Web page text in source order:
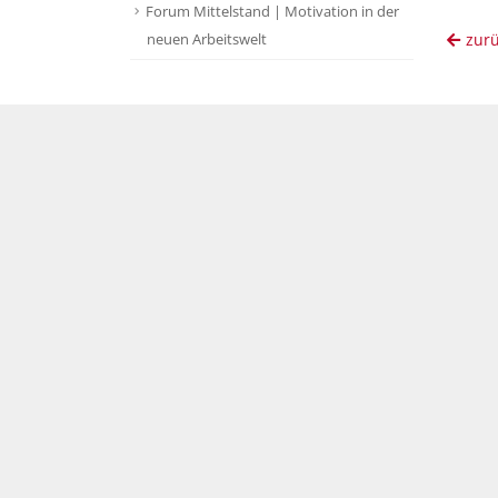
Forum Mittelstand | Motivation in der
neuen Arbeitswelt